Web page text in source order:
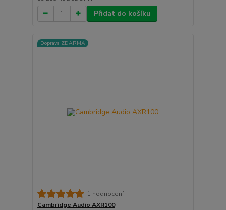
Přidat do košíku
Doprava ZDARMA
1 hodnocení
Cambridge Audio AXR100